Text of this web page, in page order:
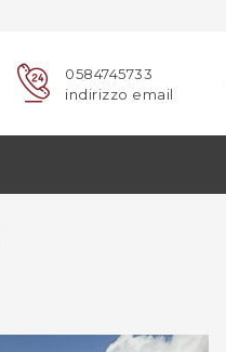
0584745733
indirizzo email